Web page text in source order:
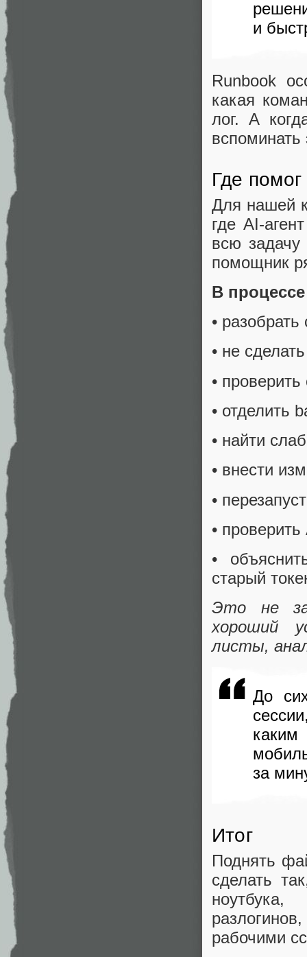
и
Runbook
какая
лог. А
вспоминать
Где
Для нашей
где AI-
всю задачу
помощник
В
•
• не
•
• отделить
• найти
• внести
•
•
•
старый
Это не
хороший
листы,
До
за
Итог
Поднять
сделать
ноутбука,
рабочими